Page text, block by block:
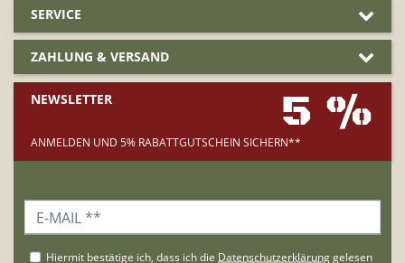
SERVICE
ZAHLUNG & VERSAND
NEWSLETTER 5 %
ANMELDEN UND 5% RABATTGUTSCHEIN SICHERN**